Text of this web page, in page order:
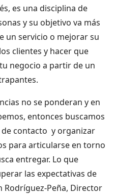
es una disciplina de
y su objetivo va más
un servicio o mejorar su
clientes y hacer que
negocio a partir de un
no se ponderan y en
entonces buscamos
contacto y organizar
para articularse en torno
entregar. Lo que
las expectativas de
Rodríguez-Peña, Director